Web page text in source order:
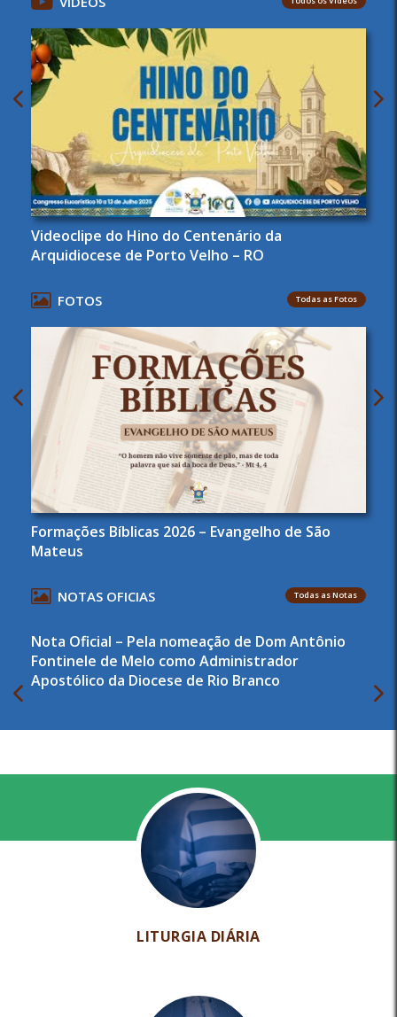
Videoclipe do Hino do Centenário da
Arquidiocese de Porto Velho – RO
FOTOS Todas as Fotos
Formações Bíblicas 2026 – Evangelho de São
Mateus
NOTAS OFICIAS Todas as Notas
Nota Oficial – Pela nomeação de Dom Antônio
Fontinele de Melo como Administrador
Apostólico da Diocese de Rio Branco
LITURGIA DIÁRIA